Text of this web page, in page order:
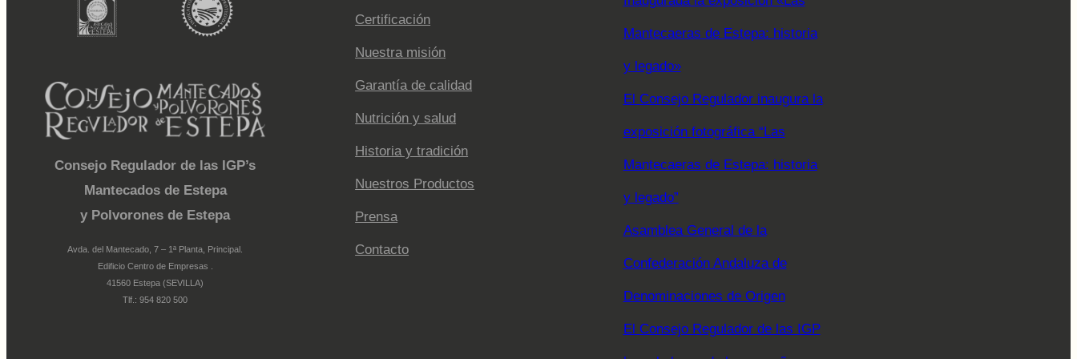
Consejo Regulador de las IGP’s
Mantecados de Estepa
y Polvorones de Estepa
Avda. del Mantecado, 7 – 1ª Planta, Principal.
Edificio Centro de Empresas .
41560 Estepa (SEVILLA)
Tlf.: 954 820 500
Certificación
Nuestra misión
Garantía de calidad
Nutrición y salud
Historia y tradición
Nuestros Productos
Prensa
Contacto
Mantecaeras de Estepa: historia
y legado»
El Consejo Regulador inaugura la
exposición fotográfica “Las
Mantecaeras de Estepa: historia
y legado”
Asamblea General de la
Confederación Andaluza de
Denominaciones de Origen
El Consejo Regulador de las IGP